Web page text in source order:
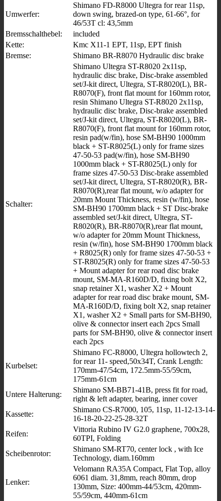
Umwerfer:
Shimano FD-R8000 Ultegra for rear 11sp,
down swing, brazed-on type, 61-66°, for
46/53T cl: 43,5mm
Bremsschalthebel:
included
Kette:
Kmc X11-1 EPT, 11sp, EPT finish
Bremse:
Shimano BR-R8070 Hydraulic disc brake
Schalter:
Shimano Ultegra ST-R8020 2x11sp,
hydraulic disc brake, Disc-brake assembled
set/J-kit direct, Ultegra, ST-R8020(L), BR-
R8070(F), front flat mount for 160mm rotor,
resin Shimano Ultegra ST-R8020 2x11sp,
hydraulic disc brake, Disc-brake assembled
set/J-kit direct, Ultegra, ST-R8020(L), BR-
R8070(F), front flat mount for 160mm rotor,
resin pad(w/fin), hose SM-BH90 1000mm
black + ST-R8025(L) only for frame sizes
47-50-53 pad(w/fin), hose SM-BH90
1000mm black + ST-R8025(L) only for
frame sizes 47-50-53 Disc-brake assembled
set/J-kit direct, Ultegra, ST-R8020(R), BR-
R8070(R),rear flat mount, w/o adapter for
20mm Mount Thickness, resin (w/fin), hose
SM-BH90 1700mm black + ST Disc-brake
assembled set/J-kit direct, Ultegra, ST-
R8020(R), BR-R8070(R),rear flat mount,
w/o adapter for 20mm Mount Thickness,
resin (w/fin), hose SM-BH90 1700mm black
+ R8025(R) only for frame sizes 47-50-53 +
ST-R8025(R) only for frame sizes 47-50-53
+ Mount adapter for rear road disc brake
mount, SM-MA-R160D/D, fixing bolt X2,
snap retainer X1, washer X2 + Mount
adapter for rear road disc brake mount, SM-
MA-R160D/D, fixing bolt X2, snap retainer
X1, washer X2 + Small parts for SM-BH90,
olive & connector insert each 2pcs Small
parts for SM-BH90, olive & connector insert
each 2pcs
Kurbelset:
Shimano FC-R8000, Ultegra hollowtech 2,
for rear 11- speed,50x34T, Crank Length:
170mm-47/54cm, 172.5mm-55/59cm,
175mm-61cm
Untere Halterung:
Shimano SM-BB71-41B, press fit for road,
right & left adapter, bearing, inner cover
Kassette:
Shimano CS-R7000, 105, 11sp, 11-12-13-14-
16-18-20-22-25-28-32T
Reifen:
Vittoria Rubino IV G2.0 graphene, 700x28,
60TPI, Folding
Scheibenrotor:
Shimano SM-RT70, center lock , with Ice
Technology, diam.160mm
Lenker:
Velomann RA35A Compact, Flat Top, alloy
6061 diam. 31,8mm, reach 80mm, drop
130mm, Size: 400mm-44/53cm, 420mm-
55/59cm, 440mm-61cm